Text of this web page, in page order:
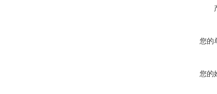
您的
您的